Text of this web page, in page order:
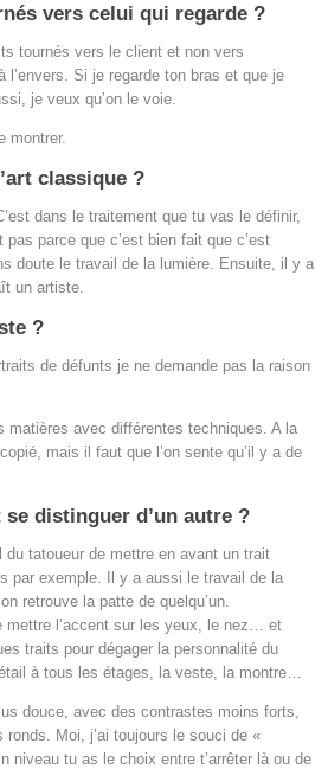
vers celui qui regarde ?
tournés vers le client et non vers
l’envers. Si je regarde ton bras et que je
je veux qu’on le voie.
montrer.
classique ?
dans le traitement que tu vas le définir,
parce que c’est bien fait que c’est
doute le travail de la lumière. Ensuite, il y a
un artiste.
?
de défunts je ne demande pas la raison
matières avec différentes techniques. A la
mais il faut que l’on sente qu’il y a de
distinguer d’un autre ?
tatoueur de mettre en avant un trait
par exemple. Il y a aussi le travail de la
retrouve la patte de quelqu’un.
mettre l’accent sur les yeux, le nez… et
traits pour dégager la personnalité du
à tous les étages, la veste, la montre…
douce, avec des contrastes moins forts,
Moi, j’ai toujours le souci de «
niveau tu as le choix entre t’arrêter là ou de